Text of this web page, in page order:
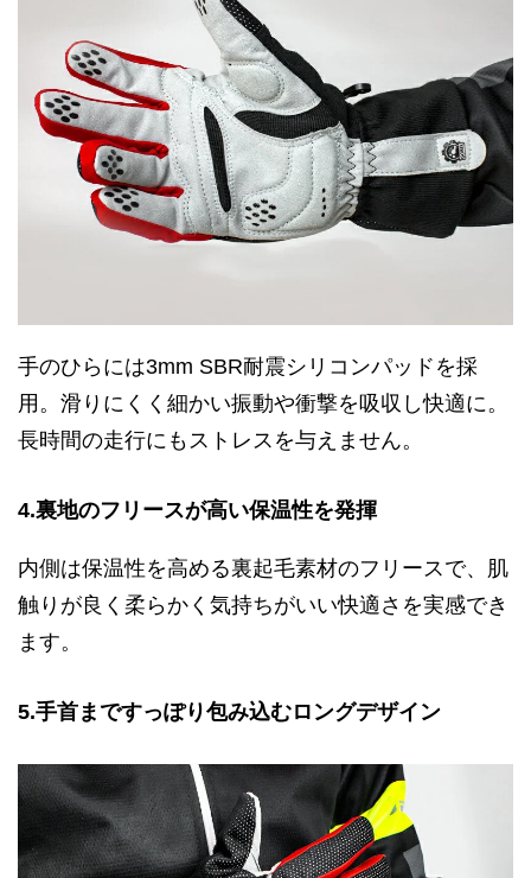
手のひらには3mm SBR耐震シリコンパッドを採
用。滑りにくく細かい振動や衝撃を吸収し快適に。
長時間の走行にもストレスを与えません。
4.裏地のフリースが高い保温性を発揮
内側は保温性を高める裏起毛素材のフリースで、肌
触りが良く柔らかく気持ちがいい快適さを実感でき
ます。
5.手首まですっぽり包み込むロングデザイン